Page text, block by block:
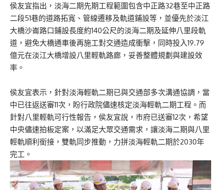
侯友宜指出，淡海二期先期工程範圍包含中正路32巷至中正路
二段51巷的道路拓寬、管線遷移及軌道鋪設等，並優先於淡江
大橋沙崙路口鋪設長度約140公尺的淡海二期及延伸八里段軌
道，避免大橋通車後再施工對交通造成衝擊，同時投入19.79
億元在淡江大橋增設八里輕軌路廊，妥善整體規劃與建設效
率。
侯友宜表示，針對淡海輕軌二期已與交通部多次溝通協調，當
中已往返送審11次，盼行政院儘速核定淡海輕軌二期工程。而
針對八里輕軌可行性報告，侯友宜說，市府已送審12次，希望
中央儘速拍板定案，以滿足大眾交通需求，讓淡海二期與八里
輕軌順利銜接，雙軌同步推動，力拼淡海輕軌二期於2030年
完工。